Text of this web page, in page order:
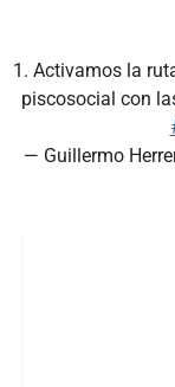
1. Activamos la
piscosocial con
— Guillermo